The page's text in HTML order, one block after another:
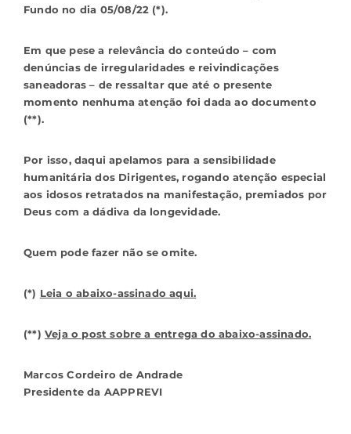
Fundo no dia 05/08/22 (*).
Em que pese a relevância do conteúdo – com
denúncias de irregularidades e reivindicações
saneadoras – de ressaltar que até o presente
momento nenhuma atenção foi dada ao documento
(**).
Por isso, daqui apelamos para a sensibilidade
humanitária dos Dirigentes, rogando atenção especial
aos idosos retratados na manifestação, premiados por
Deus com a dádiva da longevidade.
Quem pode fazer não se omite.
(*) Leia o abaixo-assinado aqui.
(**) Veja o post sobre a entrega do abaixo-assinado.
Marcos Cordeiro de Andrade
Presidente da AAPPREVI